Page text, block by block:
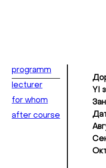
programm
lecturer
for whom
after course
YI